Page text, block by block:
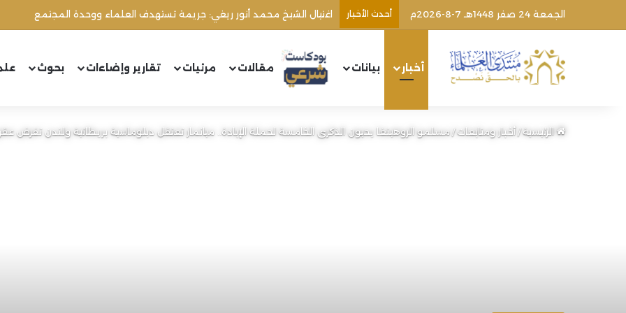
الجمعة 24 صفر 1448هـ 7-8-2026م أحدث الأخبار
أخبار بيانات مقالات مرئيات تقارير وإضاءات بحوث
الرئيسية/أخبار ومتابعات/مسلمو الروهينغا يحيون الذكرى الخامسة لحملة الإبادة.. ميانمار تعتقل دبلوماسية بريطانية ولندن تفرض